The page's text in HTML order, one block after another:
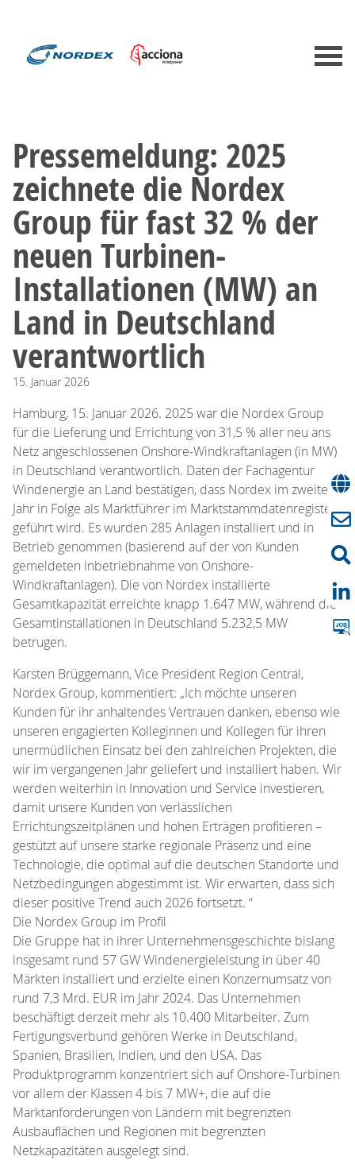
Pressemeldung: 2025
zeichnete die Nordex
Group für fast 32 % der
neuen Turbinen-
Installationen (MW) an
Land in Deutschland
verantwortlich
15. Januar 2026
Hamburg, 15. Januar 2026. 2025 war die Nordex Group
für die Lieferung und Errichtung von 31,5 % aller neu ans
Netz angeschlossenen Onshore-Windkraftanlagen (in MW)
in Deutschland verantwortlich. Daten der Fachagentur
Windenergie an Land bestätigen, dass Nordex im zweiten
Jahr in Folge als Marktführer im Marktstammdatenregister
geführt wird. Es wurden 285 Anlagen installiert und in
Betrieb genommen (basierend auf der von Kunden
gemeldeten Inbetriebnahme von Onshore-
Windkraftanlagen). Die von Nordex installierte
Gesamtkapazität erreichte knapp 1.647 MW, während die
Gesamtinstallationen in Deutschland 5.232,5 MW
betrugen.
Karsten Brüggemann, Vice President Region Central,
Nordex Group, kommentiert: „Ich möchte unseren
Kunden für ihr anhaltendes Vertrauen danken, ebenso wie
unseren engagierten Kolleginnen und Kollegen für ihren
unermüdlichen Einsatz bei den zahlreichen Projekten, die
wir im vergangenen Jahr geliefert und installiert haben. Wir
werden weiterhin in Innovation und Service investieren,
damit unsere Kunden von verlässlichen
Errichtungszeitplänen und hohen Erträgen profitieren –
gestützt auf unsere starke regionale Präsenz und eine
Technologie, die optimal auf die deutschen Standorte und
Netzbedingungen abgestimmt ist. Wir erwarten, dass sich
dieser positive Trend auch 2026 fortsetzt. “
Die Nordex Group im Profil
Die Gruppe hat in ihrer Unternehmensgeschichte bislang
insgesamt rund 57 GW Windenergieleistung in über 40
Märkten installiert und erzielte einen Konzernumsatz von
rund 7,3 Mrd. EUR im Jahr 2024. Das Unternehmen
beschäftigt derzeit mehr als 10.400 Mitarbeiter. Zum
Fertigungsverbund gehören Werke in Deutschland,
Spanien, Brasilien, Indien, und den USA. Das
Produktprogramm konzentriert sich auf Onshore-Turbinen
vor allem der Klassen 4 bis 7 MW+, die auf die
Marktanforderungen von Ländern mit begrenzten
Ausbauflächen und Regionen mit begrenzten
Netzkapazitäten ausgelegt sind.